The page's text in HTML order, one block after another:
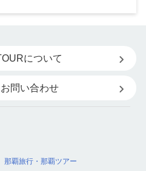
について
問い合わせ
那覇旅行・那覇ツアー